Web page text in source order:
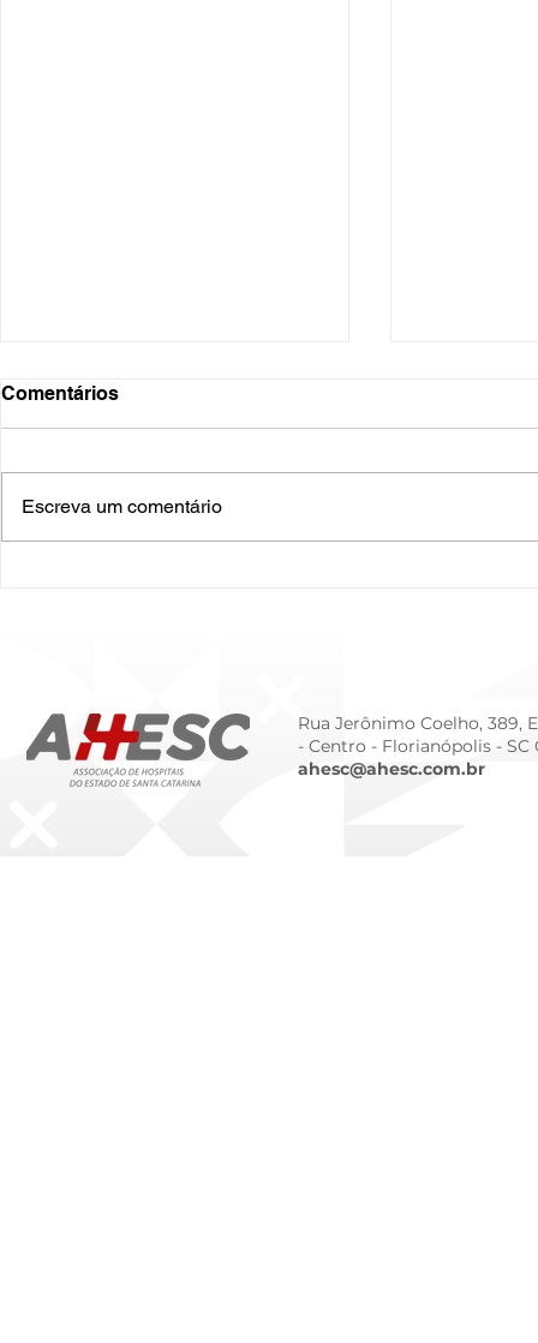
Comentários
Escreva um comentário
Rua Jerônimo Coelho, 389,
- Centro - Florianópolis - SC
ahesc@ahesc.com.br